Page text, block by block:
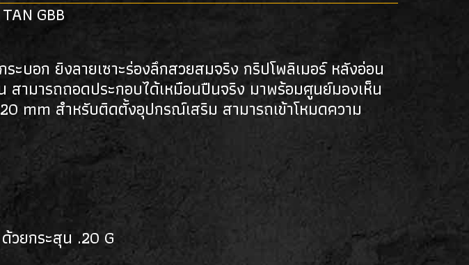
GBB
ะบอก ยิงลายเซาะร่องลึกสวยสมจริง กริปโพลิเมอร์ หลังอ่อน
สามารถถอดประกอบได้เหมือนปืนจริง มาพร้อมศูนย์มองเห็น
mm สำหรับติดตั้งอุปกรณ์เสริม สามารถเข้าโหมดความ
วยกระสุน .20 G